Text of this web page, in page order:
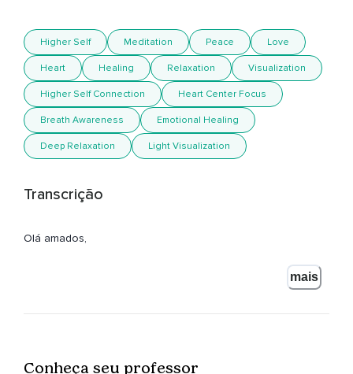
Higher Self Meditation Peace Love
Heart Healing Relaxation Visualization
Higher Self Connection Heart Center Focus
Breath Awareness Emotional Healing
Deep Relaxation Light Visualization
Transcrição
Olá amados,
Sejam muito bem-vindos a mais esta prática de meditação.
Hoje vamos entrar em contato com o nosso eu superior,
mais
Conheça seu professor